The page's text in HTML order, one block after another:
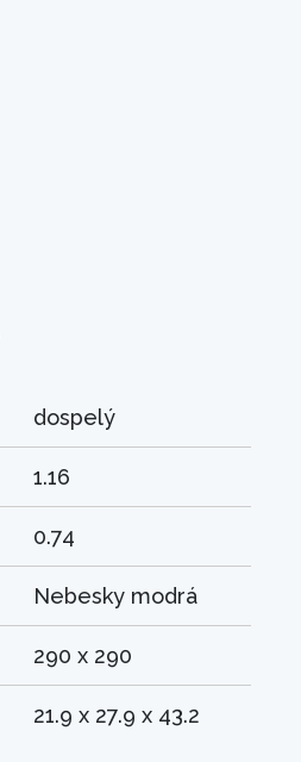
dospelý
1.16
0.74
Nebesky modrá
290 x 290
21.9 x 27.9 x 43.2